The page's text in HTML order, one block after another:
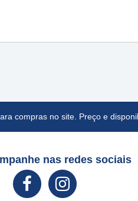
compras no site. Preço e
nas redes sociais